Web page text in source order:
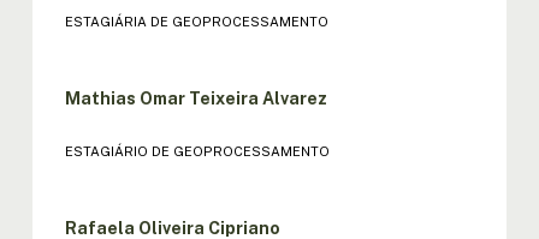
ESTAGIÁRIA DE GEOPROCESSAMENTO
Mathias Omar Teixeira Alvarez
ESTAGIÁRIO DE GEOPROCESSAMENTO
Rafaela Oliveira Cipriano